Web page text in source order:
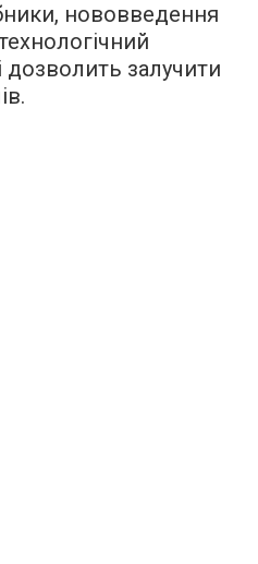
нововведення
дозволить залучити